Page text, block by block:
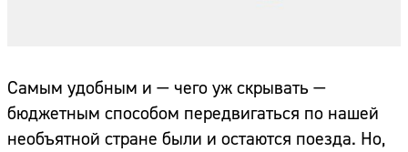
Самым удобным и — чего уж скрывать —
бюджетным способом передвигаться по нашей
необъятной стране были и остаются поезда. Но,